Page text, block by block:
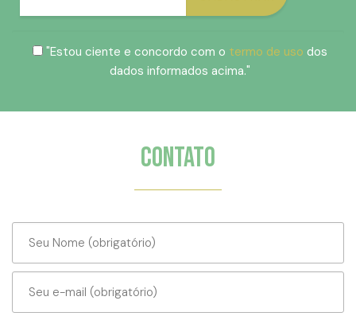
"Estou ciente e concordo com o termo de uso dos
dados informados acima."
Contato